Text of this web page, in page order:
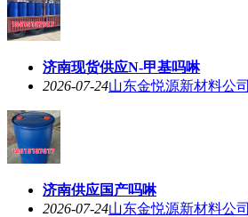
济南现货供应N-甲基吗啉
2026-07-24山东金悦源新材料公司
济南供应国产吗啉
2026-07-24山东金悦源新材料公司